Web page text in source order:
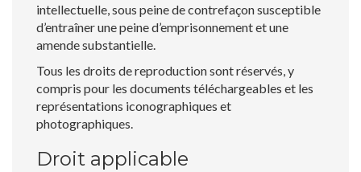
intellectuelle, sous peine de contrefaçon susceptible
d’entraîner une peine d’emprisonnement et une
amende substantielle.
Tous les droits de reproduction sont réservés, y
compris pour les documents téléchargeables et les
représentations iconographiques et
photographiques.
Droit applicable